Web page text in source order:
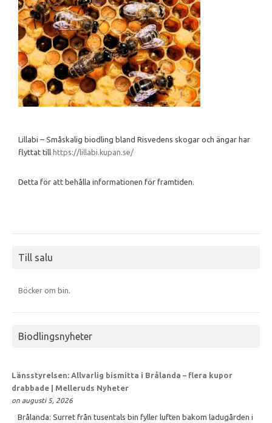
Lillabi – Småskalig biodling bland Risvedens skogar och ängar har
flyttat till https://lillabi.kupan.se/
Detta för att behålla informationen för framtiden.
Till salu
Böcker om bin.
Biodlingsnyheter
Länsstyrelsen: Allvarlig bismitta i Brålanda – flera kupor
drabbade | Melleruds Nyheter
on augusti 5, 2026
Brålanda: Surret från tusentals bin fyller luften bakom ladugården i